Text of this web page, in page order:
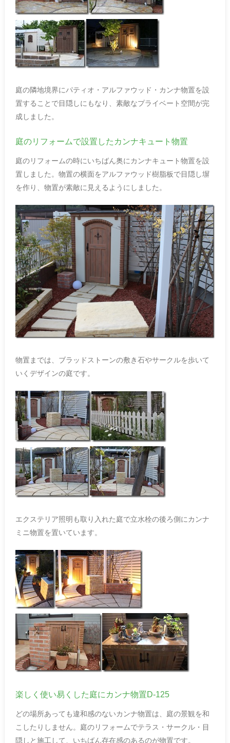
庭の隣地境界にパティオ・アルファウッド・カンナ物置を設
置することで目隠しにもなり、素敵なプライベート空間が完
成しました。
庭のリフォームで設置したカンナキュート物置
庭のリフォームの時にいちばん奥にカンナキュート物置を設
置しました。物置の横面をアルファウッド樹脂板で目隠し塀
を作り、物置が素敵に見えるようにしました。
物置までは、ブラッドストーンの敷き石やサークルを歩いて
いくデザインの庭です。
エクステリア照明も取り入れた庭で立水栓の後ろ側にカンナ
ミニ物置を置いています。
楽しく使い易くした庭にカンナ物置D-125
どの場所あっても違和感のないカンナ物置は、庭の景観を和
こしたりしません。庭のリフォームでテラス・サークル・目
隠しと施工して、いちばん存在感のあるのが物置です。